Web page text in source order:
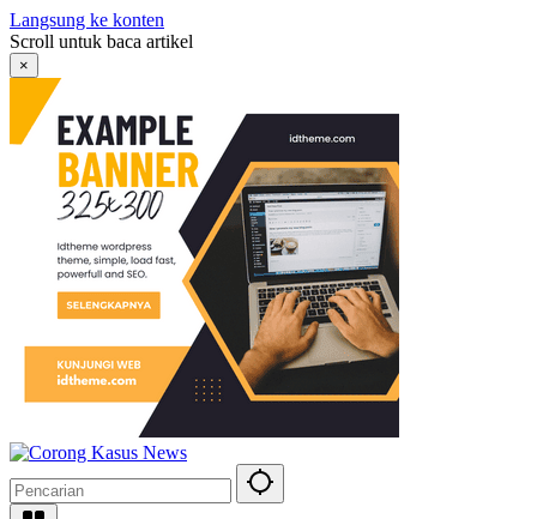
Langsung ke konten
Scroll untuk baca artikel
×